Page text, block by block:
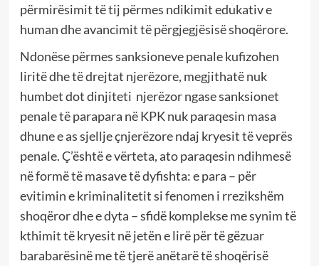
përmirësimit të tij përmes ndikimit edukativ e
human dhe avancimit të përgjegjësisë shoqërore.
Ndonëse përmes sanksioneve penale kufizohen
liritë dhe të drejtat njerëzore, megjithatë nuk
humbet dot dinjiteti njerëzor ngase sanksionet
penale të parapara në KPK nuk paraqesin masa
dhune e as sjellje çnjerëzore ndaj kryesit të veprës
penale. Ç’është e vërteta, ato paraqesin ndihmesë
në formë të masave të dyfishta: e para – për
evitimin e kriminalitetit si fenomen i rrezikshëm
shoqëror dhe e dyta – sfidë komplekse me synim të
kthimit të kryesit në jetën e lirë për të gëzuar
barabarësinë me të tjerë anëtarë të shoqërisë